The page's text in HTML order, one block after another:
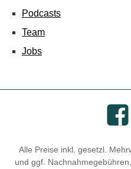
Podcasts
Team
Jobs
Alle Preise inkl. gesetzl.
und ggf.